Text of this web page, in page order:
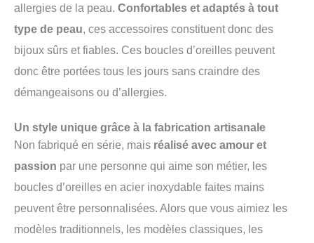
allergies de la peau. Confortables et adaptés à tout
type de peau, ces accessoires constituent donc des
bijoux sûrs et fiables. Ces boucles d’oreilles peuvent
donc être portées tous les jours sans craindre des
démangeaisons ou d’allergies.
Un style unique grâce à la fabrication artisanale
Non fabriqué en série, mais réalisé avec amour et
passion par une personne qui aime son métier, les
boucles d’oreilles en acier inoxydable faites mains
peuvent être personnalisées. Alors que vous aimiez les
modèles traditionnels, les modèles classiques, les